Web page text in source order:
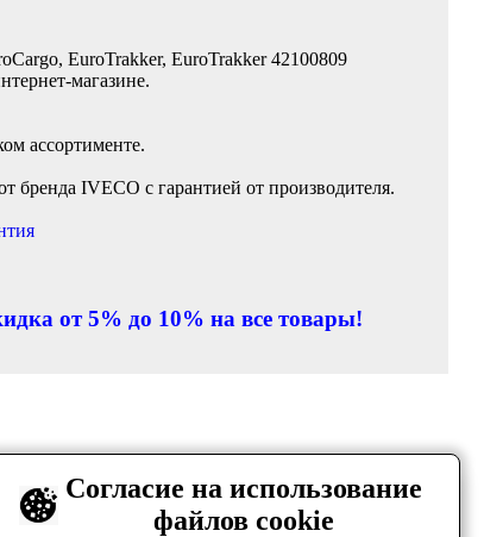
EuroTrakker, EuroTrakker 42100809
магазине.
ассортименте.
бренда IVECO с гарантией от производителя.
от 5% до 10% на все товары!
Количество
Согласие на использование
файлов cookie